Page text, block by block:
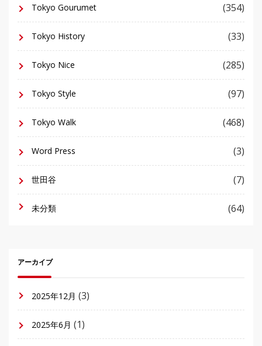
Tokyo Gourumet (354)
Tokyo History (33)
Tokyo Nice (285)
Tokyo Style (97)
Tokyo Walk (468)
Word Press (3)
世田谷 (7)
未分類 (64)
アーカイブ
2025年12月 (3)
2025年6月 (1)